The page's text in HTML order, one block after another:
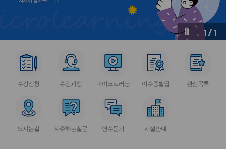
1 / 1
버
드
다
음
버
서
스
이
콘
수강신청
서
스
이
콘
수강과정
서
스
이
콘
마이크로러닝
서
스
이
콘
이수증발급
서
스
관심목록
서
스
오시는길
서
스
자주하는질문
서
스
연수문의
서
스
시설안내